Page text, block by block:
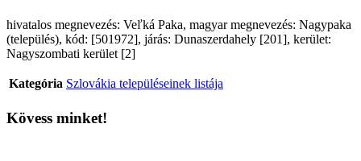
hivatalos megnevezés: Veľká Paka, magyar megnevezés: Nagypaka
(település), kód: [501972], járás: Dunaszerdahely [201], kerület:
Nagyszombati kerület [2]
Kategória Szlovákia településeinek listája
Kövess minket!